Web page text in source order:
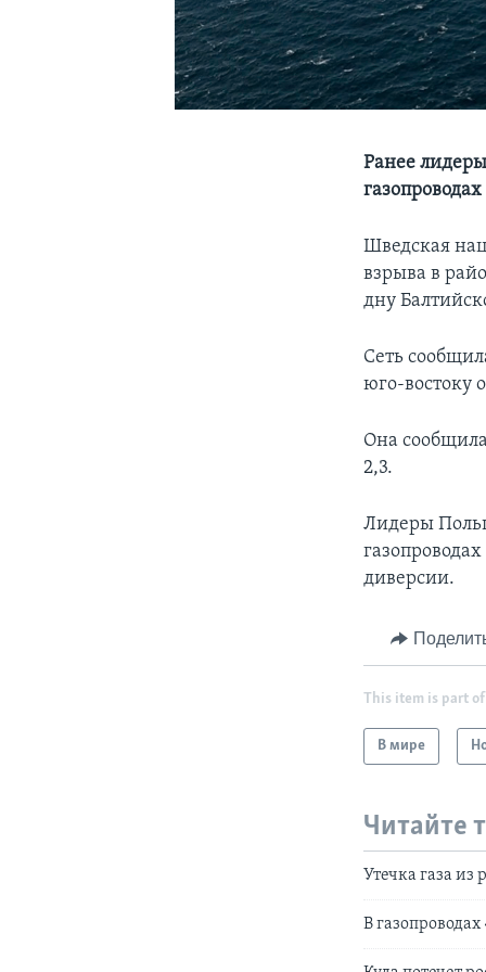
Ранее
Шведская
взрыва в
дну
Сеть
юго-востоку
Она
2,3.
Лидеры
диверсии.
This item is part of
В мире
Читайте
Утечка газа из
В